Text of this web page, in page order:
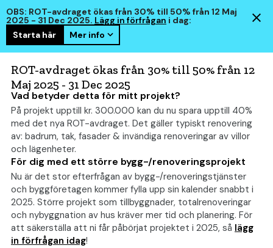
OBS: ROT-avdraget ökas från 30% till 50% från 12 Maj
2025 - 31 Dec 2025. Lägg in förfrågan i dag:
Starta här
Mer info
ROT-avdraget ökas från 30% till 50% från 12
Maj 2025 - 31 Dec 2025
Vad betyder detta för mitt projekt?
På projekt upptill kr. 300.000 kan du nu spara upptill 40%
med det nya ROT-avdraget. Det gäller typiskt renovering
av: badrum, tak, fasader & invändiga renoveringar av villor
och lägenheter.
För dig med ett större bygg-/renoveringsprojekt
Nu är det stor efterfrågan av bygg-/renoveringstjänster
och byggföretagen kommer fylla upp sin kalender snabbt i
2025. Större projekt som tillbyggnader, totalrenoveringar
och nybyggnation av hus kräver mer tid och planering. För
att säkerställa att ni får påbörjat projektet i 2025, så lägg
in förfrågan idag!
hemsmart
Shingeltak: Pris, Kalkylator
och Budget